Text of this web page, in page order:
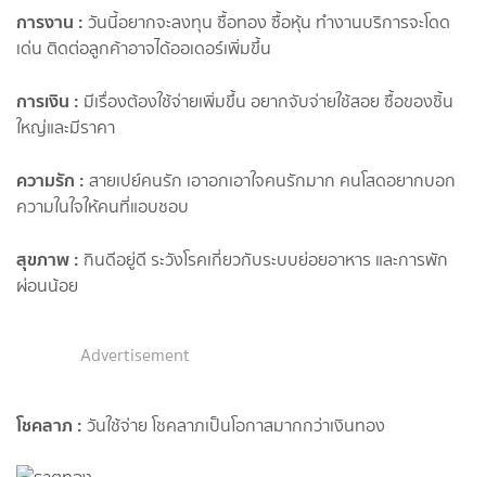
การงาน : วันนี้อยากจะลงทุน ซื้อทอง ซื้อหุ้น ทำงานบริการจะโดด
เด่น ติดต่อลูกค้าอาจได้ออเดอร์เพิ่มขึ้น
การเงิน : มีเรื่องต้องใช้จ่ายเพิ่มขึ้น อยากจับจ่ายใช้สอย ซื้อของชิ้น
ใหญ่และมีราคา
ความรัก : สายเปย์คนรัก เอาอกเอาใจคนรักมาก คนโสดอยากบอก
ความในใจให้คนที่แอบชอบ
สุขภาพ: กินดีอยู่ดี ระวังโรคเกี่ยวกับระบบย่อยอาหาร และการพัก
ผ่อนน้อย
Advertisement
โชคลาภ : วันใช้จ่าย โชคลาภเป็นโอกาสมากกว่าเงินทอง